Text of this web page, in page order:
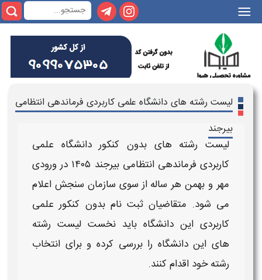
|||
لیست رشته های دانشگاه علمی کاربردی فرماندهی انتظامی
بیرجند
لیست رشته های بدون کنکور دانشگاه علمی
کاربردی فرماندهی انتظامی بیرجند ۱۴۰۵
در ورودی
مهر و بهمن هر ساله از سوی سازمان سنجش اعلام
می شود. متقاضیان ثبت نام بدون کنکور علمی
کاربردی این دانشگاه باید نخست لیست رشته
های ایندانشگاه را بررسی کرده و برای انتخاب
رشته خود اقدام کنند.